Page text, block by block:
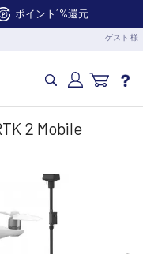
ポイント1%還元
ゲスト 様
2 Mobile